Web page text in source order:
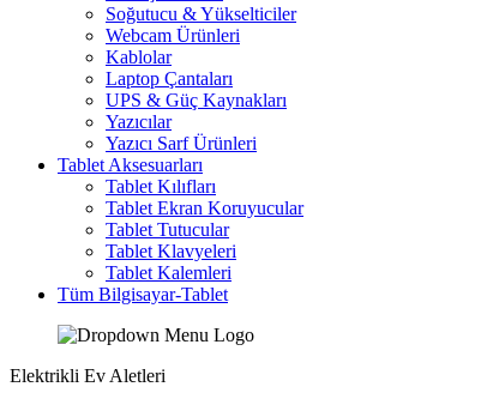
Soğutucu & Yükselticiler
Webcam Ürünleri
Kablolar
Laptop Çantaları
UPS & Güç Kaynakları
Yazıcılar
Yazıcı Sarf Ürünleri
Tablet Aksesuarları
Tablet Kılıfları
Tablet Ekran Koruyucular
Tablet Tutucular
Tablet Klavyeleri
Tablet Kalemleri
Tüm Bilgisayar-Tablet
Elektrikli Ev Aletleri